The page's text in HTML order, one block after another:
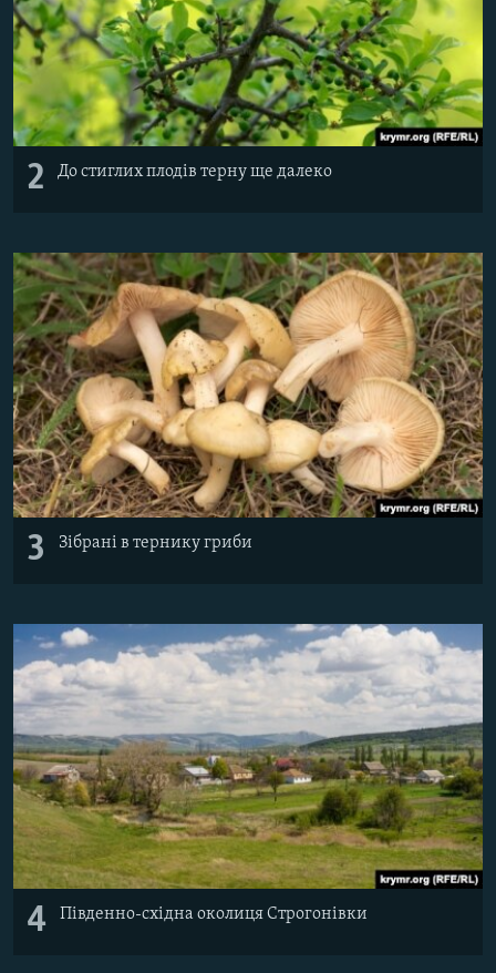
2 До стиглих плодів терну ще далеко
3 Зібрані в тернику гриби
4 Південно-східна околиця Строгонівки